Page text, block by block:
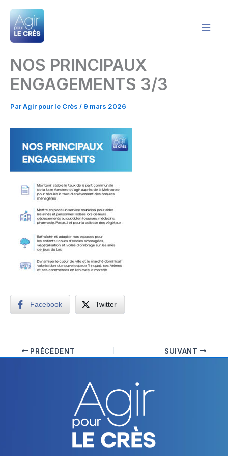
Aller
contenu
NOS PRINCIPAUX
ENGAGEMENTS 3/3
ParAgir pour le Crès / 9 mars 2026
Facebook Twitter
PRÉCÉDENT SUIVANT